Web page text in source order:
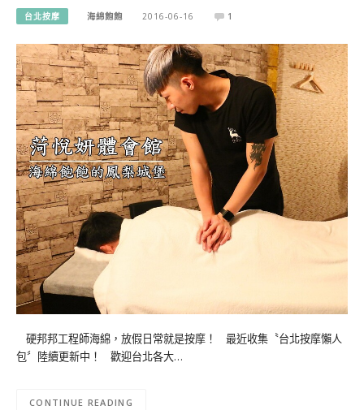
台北按摩 海綿飽飽 2016-06-16 1
硬邦邦工程師海綿，放假日常就是按摩！ 最近收集〝台北按摩懶人
包〞陸續更新中！ 歡迎台北各大…
CONTINUE READING